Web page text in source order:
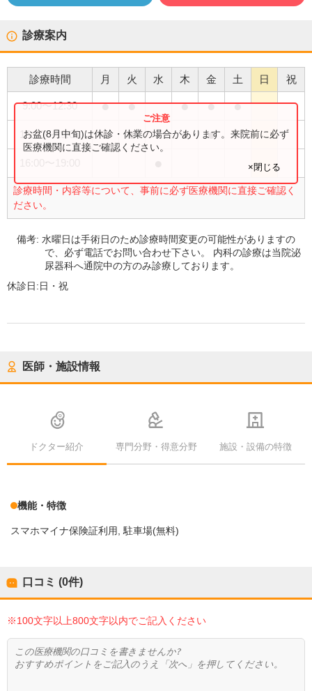
診療案内
診療時間 月 火 水 木 金 土 日 祝
9:00〜12:30 ● ● ● ● ●
15:30〜19:00 ● ● ● ●
診療時間・内容等について、事前に必ず医療機関に直接ご確認く
ださい。
お盆(8月中旬)は休診・休業の場合があります。来院前に必ず
医療機関に直接ご確認ください。
×閉じる
備考:水曜日は手術日のため診療時間変更の可能性がありますの
で、必ず電話でお問い合わせ下さい。 内科の診療は当院泌
尿器科へ通院中の方のみ診療しております。
休診日:日・祝
医師・施設情報
ドクター紹介 専門分野・得意分野 施設・設備の特徴
機能・特徴
スマホマイナ保険証利用 駐車場(無料)
口コミ (0件)
※100文字以上800文字以内でご記入ください